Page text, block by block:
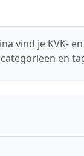
vind je KVK-
en